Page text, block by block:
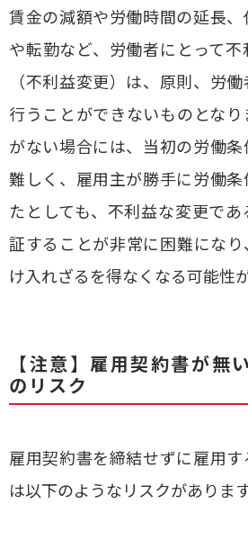
賃金の減額や労働時間の延長
や転勤など、労働者にとって
（不利益変更）は、原則、労
行うことができないものとな
がない場合には、当初の労働
難しく、雇用主が勝手に労働
たとしても、不利益な変更で
証することが非常に困難にな
け入れざるを得なくなる可能性
【注意】雇用契約書が無
のリスク
雇用契約書を締結せずに雇用
は以下のようなリスクがあります